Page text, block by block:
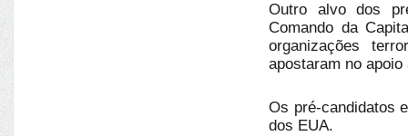
Outro alvo dos
Comando da
organizações
apostaram no
Os pré-candidatos
dos EUA.